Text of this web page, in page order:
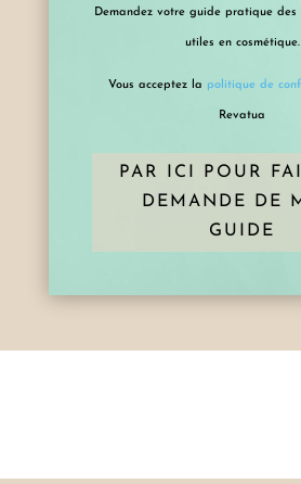
Demandez votre guide pratique des
utiles en cosmétique.
Vous acceptez la politique de
Revatua
PAR ICI POUR
DEMANDE DE
GUIDE